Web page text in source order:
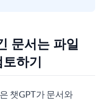
문서는 파일
하기
챗GPT가 문서와